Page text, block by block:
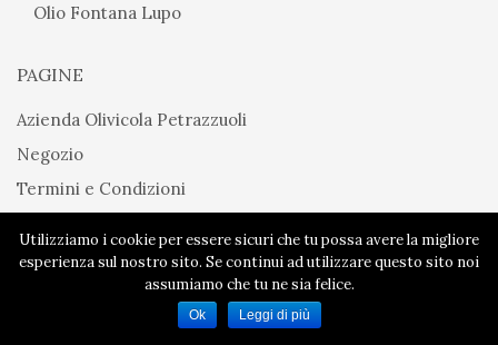
Olio Fontana Lupo
PAGINE
Azienda Olivicola Petrazzuoli
Negozio
Termini e Condizioni
Cookie Policy Termini e Condizioni
| 2018 © Azienda
Olivicola Petrazzuoli | Powered by
Utilizziamo i cookie per essere sicuri che tu possa avere la migliore
esperienza sul nostro sito. Se continui ad utilizzare questo sito noi
assumiamo che tu ne sia felice.
Ok Leggi di più